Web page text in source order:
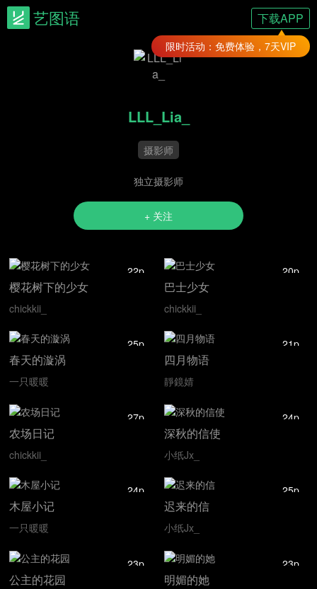
艺图语 下载APP
限时活动：免费体验，7天VIP
LLL_Lia_
摄影师
独立摄影师
+ 关注
22p
樱花树下的少女
chickkii_
20p
巴士少女
chickkii_
25p
春天的漩涡
一只暖暖
21p
四月物语
靜鏡婧
27p
农场日记
chickkii_
24p
深秋的信使
小纸Jx_
24p
木屋小记
一只暖暖
25p
迟来的信
小纸Jx_
23p
公主的花园
23p
明媚的她